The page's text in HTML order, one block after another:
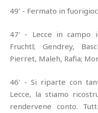
49' - Fermato in
47' - Lecce in campo
Fruchtl; Gendrey,
Pierret, Maleh, Rafia;
46' - Si riparte con
Lecce, la stiamo
rendervene conto.